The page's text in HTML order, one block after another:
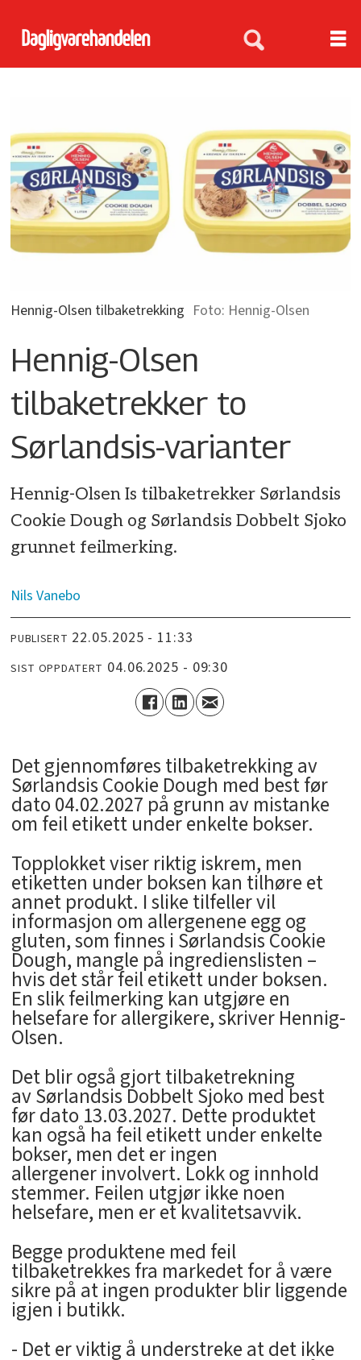
Hennig-Olsen tilbaketrekking Hennig-Olsen
Hennig-Olsen
tilbaketrekker to
Sørlandsis-varianter
Hennig-Olsen Is tilbaketrekker Sørlandsis
Cookie Dough og Sørlandsis Dobbelt Sjoko
grunnet feilmerking.
Nils Vanebo
PUBLISERT 22.05.2025 - 11:33
SIST OPPDATERT 04.06.2025 - 09:30
Det gjennomføres tilbaketrekking av
Sørlandsis Cookie Dough med best før
dato 04.02.2027 på grunn av mistanke
om feil etikett under enkelte bokser.
Topplokket viser riktig iskrem, men
etiketten under boksen kan tilhøre et
annet produkt. I slike tilfeller vil
informasjon om allergenene egg og
gluten, som finnes i Sørlandsis Cookie
Dough, mangle på ingredienslisten –
hvis det står feil etikett under boksen.
En slik feilmerking kan utgjøre en
helsefare for allergikere, skriver Hennig-
Olsen.
Det blir også gjort tilbaketrekning
av Sørlandsis Dobbelt Sjoko med best
før dato 13.03.2027. Dette produktet
kan også ha feil etikett under enkelte
bokser, men det er ingen
allergener involvert. Lokk og innhold
stemmer. Feilen utgjør ikke noen
helsefare, men er et kvalitetsavvik.
Begge produktene med feil
tilbaketrekkes fra markedet for å være
sikre på at ingen produkter blir liggende
igjen i butikk.
- Det er viktig å understreke at det ikke